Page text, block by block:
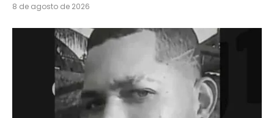
8 de agosto de 2026